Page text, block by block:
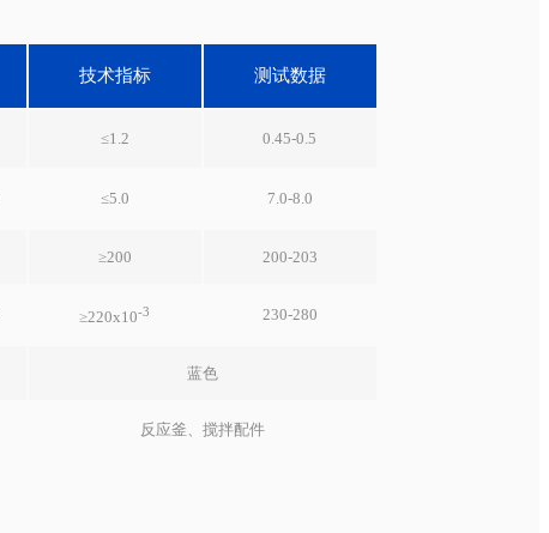
技术指标 测试数据
≤1.2 0.45-0.5
≤5.0 7.0-8.0
≥200 200-203
≥220x10-3 230-280
蓝色
反应釜、搅拌配件